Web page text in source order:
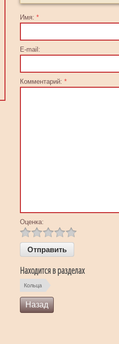
Имя: *
E-mail:
Комментарий: *
Оценка:
Находится в разделах
Кольца
Назад